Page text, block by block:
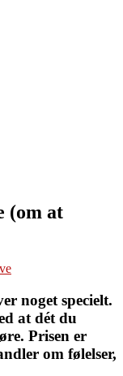
(om at
noget specielt.
at dét du
Prisen er
om følelser,